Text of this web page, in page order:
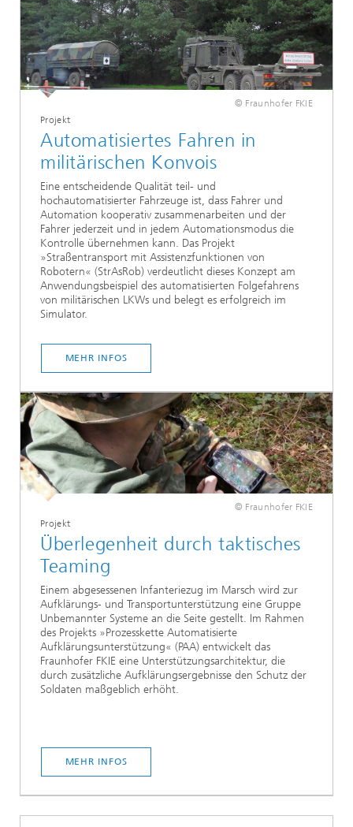
© Fraunhofer FKIE
Projekt
Automatisiertes Fahren in
militärischen Konvois
Eine entscheidende Qualität teil- und
hochautomatisierter Fahrzeuge ist, dass Fahrer und
Automation kooperativ zusammenarbeiten und der
Fahrer jederzeit und in jedem Automationsmodus die
Kontrolle übernehmen kann. Das Projekt
»Straßentransport mit Assistenzfunktionen von
Robotern« (StrAsRob) verdeutlicht dieses Konzept am
Anwendungsbeispiel des automatisierten Folgefahrens
von militärischen LKWs und belegt es erfolgreich im
Simulator.
MEHR INFOS
© Fraunhofer FKIE
Projekt
Überlegenheit durch taktisches
Teaming
Einem abgesessenen Infanteriezug im Marsch wird zur
Aufklärungs- und Transportunterstützung eine Gruppe
Unbemannter Systeme an die Seite gestellt. Im Rahmen
des Projekts »Prozesskette Automatisierte
Aufklärungsunterstützung« (PAA) entwickelt das
Fraunhofer FKIE eine Unterstützungsarchitektur, die
durch zusätzliche Aufklärungsergebnisse den Schutz der
Soldaten maßgeblich erhöht.
MEHR INFOS